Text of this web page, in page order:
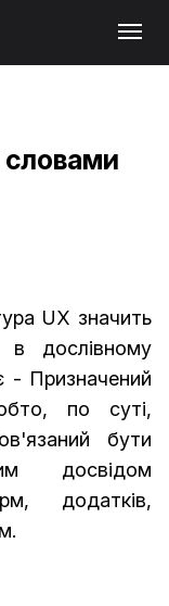
UX значить
дослівному
- Призначений
по суті,
бути
досвідом
додатків,